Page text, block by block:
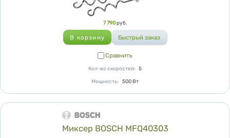
7 790 руб.
Сравнить
Кол-во скоростей: 5
Мощность: 500 Вт
Миксер BOSCH MFQ40303